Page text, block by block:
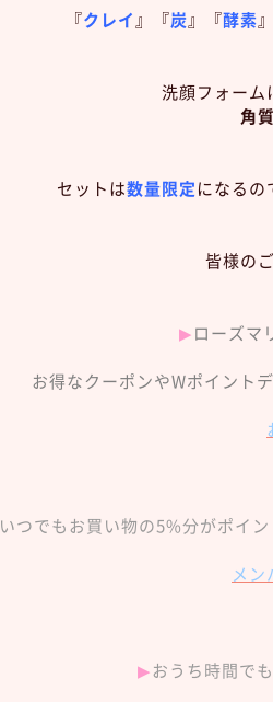
『クレイ』『炭』『酵素
洗顔フォーム
角
セットは数量限定になるの
皆様の
▶︎ローズマ
お得なクーポンやWポイント
いつでもお買い物の5%分がポイ
メン
▶︎おうち時間で